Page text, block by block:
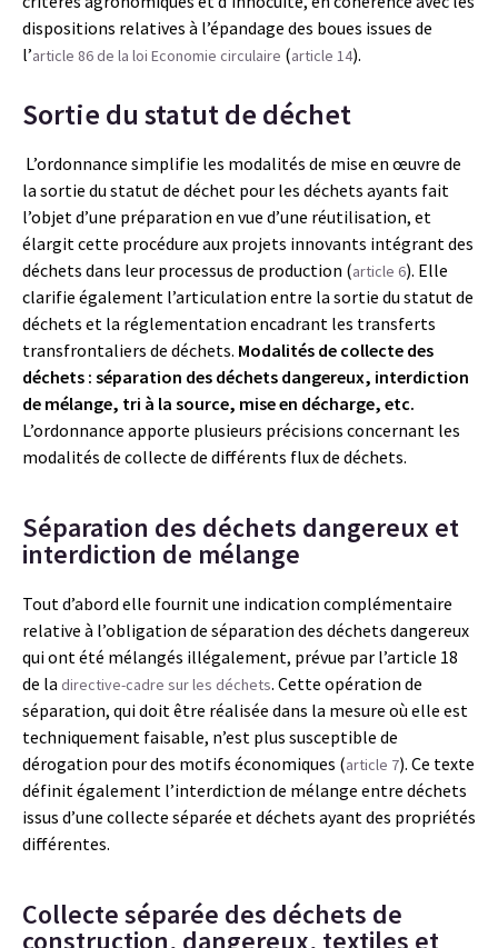
dispositions relatives à l’épandage des boues issues de
l’article 86 de la loi Economie circulaire (article 14).
Sortie du statut de déchet
L’ordonnance simplifie les modalités de mise en œuvre de
la sortie du statut de déchet pour les déchets ayants fait
l’objet d’une préparation en vue d’une réutilisation, et
élargit cette procédure aux projets innovants intégrant des
déchets dans leur processus de production (article 6). Elle
clarifie également l’articulation entre la sortie du statut de
déchets et la réglementation encadrant les transferts
transfrontaliers de déchets. Modalités de collecte des
déchets : séparation des déchets dangereux, interdiction
de mélange, tri à la source, mise en décharge, etc.
L’ordonnance apporte plusieurs précisions concernant les
modalités de collecte de différents flux de déchets.
Séparation des déchets dangereux et
interdiction de mélange
Tout d’abord elle fournit une indication complémentaire
relative à l’obligation de séparation des déchets dangereux
qui ont été mélangés illégalement, prévue par l’article 18
de la directive-cadre sur les déchets. Cette opération de
séparation, qui doit être réalisée dans la mesure où elle est
techniquement faisable, n’est plus susceptible de
dérogation pour des motifs économiques (article 7). Ce texte
définit également l’interdiction de mélange entre déchets
issus d’une collecte séparée et déchets ayant des propriétés
différentes.
Collecte séparée des déchets de
construction, dangereux, textiles et